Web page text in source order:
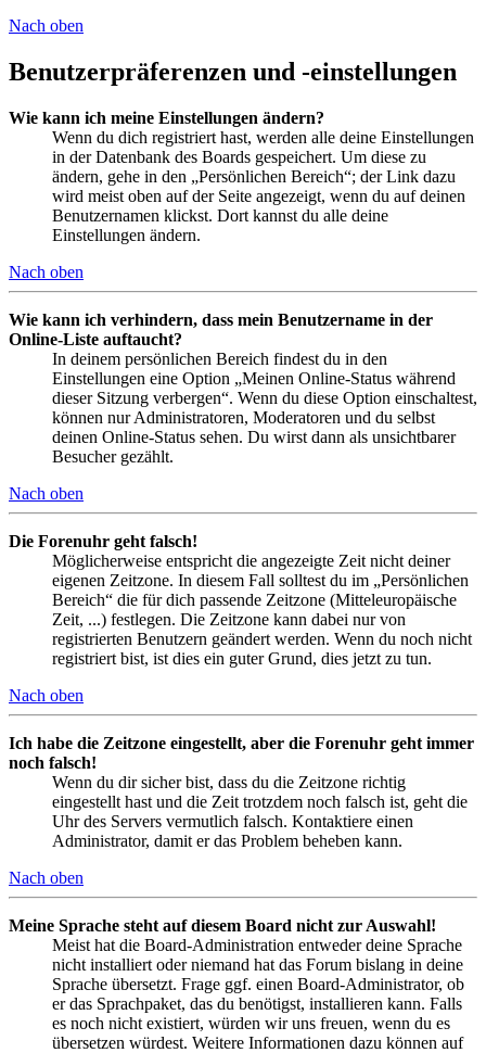
Nach oben
Benutzerpräferenzen und -einstellungen
Wie kann ich meine Einstellungen ändern?
Wenn du dich registriert hast, werden alle deine Einstellungen
in der Datenbank des Boards gespeichert. Um diese zu
ändern, gehe in den „Persönlichen Bereich“; der Link dazu
wird meist oben auf der Seite angezeigt, wenn du auf deinen
Benutzernamen klickst. Dort kannst du alle deine
Einstellungen ändern.
Nach oben
Wie kann ich verhindern, dass mein Benutzername in der
Online-Liste auftaucht?
In deinem persönlichen Bereich findest du in den
Einstellungen eine Option „Meinen Online-Status während
dieser Sitzung verbergen“. Wenn du diese Option einschaltest,
können nur Administratoren, Moderatoren und du selbst
deinen Online-Status sehen. Du wirst dann als unsichtbarer
Besucher gezählt.
Nach oben
Die Forenuhr geht falsch!
Möglicherweise entspricht die angezeigte Zeit nicht deiner
eigenen Zeitzone. In diesem Fall solltest du im „Persönlichen
Bereich“ die für dich passende Zeitzone (Mitteleuropäische
Zeit, ...) festlegen. Die Zeitzone kann dabei nur von
registrierten Benutzern geändert werden. Wenn du noch nicht
registriert bist, ist dies ein guter Grund, dies jetzt zu tun.
Nach oben
Ich habe die Zeitzone eingestellt, aber die Forenuhr geht immer
noch falsch!
Wenn du dir sicher bist, dass du die Zeitzone richtig
eingestellt hast und die Zeit trotzdem noch falsch ist, geht die
Uhr des Servers vermutlich falsch. Kontaktiere einen
Administrator, damit er das Problem beheben kann.
Nach oben
Meine Sprache steht auf diesem Board nicht zur Auswahl!
Meist hat die Board-Administration entweder deine Sprache
nicht installiert oder niemand hat das Forum bislang in deine
Sprache übersetzt. Frage ggf. einen Board-Administrator, ob
er das Sprachpaket, das du benötigst, installieren kann. Falls
es noch nicht existiert, würden wir uns freuen, wenn du es
übersetzen würdest. Weitere Informationen dazu können auf